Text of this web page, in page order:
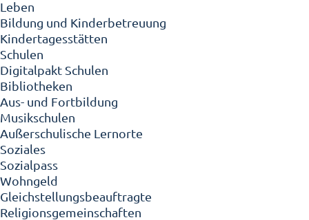
Leben
Bildung und Kinderbetreuung
Kindertagesstätten
Schulen
Digitalpakt Schulen
Bibliotheken
Aus- und Fortbildung
Musikschulen
Außerschulische Lernorte
Soziales
Sozialpass
Wohngeld
Gleichstellungsbeauftragte
Religionsgemeinschaften